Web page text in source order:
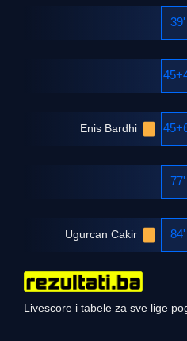
39'
Enis Bardhi
77'
Ugurcan Cakir 84'
Livescore i tabele za sve lige